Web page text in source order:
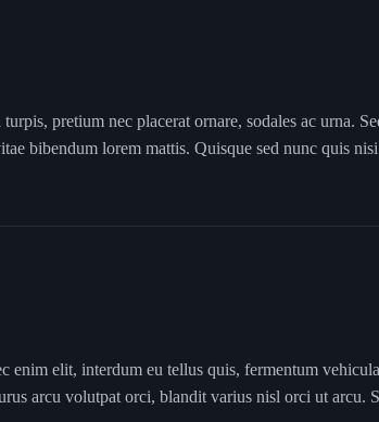
pretium nec placerat ornare, sodales ac urna.
bibendum lorem mattis. Quisque sed nunc quis
elit, interdum eu tellus quis, fermentum
arcu volutpat orci, blandit varius nisl orci ut